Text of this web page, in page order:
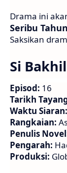
Drama ini
Seribu Tahun
Saksikan
Si
Episod: 16
Tarikh
Waktu Siaran:
Rangkaian:
Penulis
Pengarah:
Produksi: